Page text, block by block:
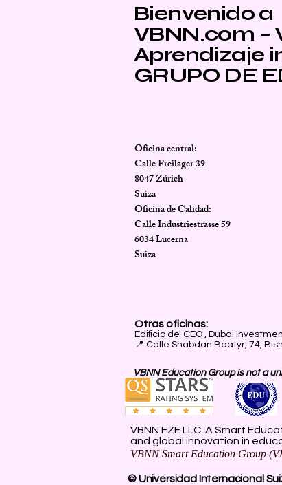
Bienvenido a
VBNN.com –
Aprendizaje
GRUPO DE
Oficina central:
Calle Freilager 39
8047 Zúrich
Suiza
Oficina de Calidad:
Calle Industriestrasse 59
6034 Lucerna
Suiza
Otras oficinas:
Edificio del CEO , Dubai
📍 Calle Shabdan Baatyr, 74,
VBNN Education Group is not a
VBNN FZE LLC. A Smart
and global innovation in
VBNN Smart Education Group
© Universidad Internacional